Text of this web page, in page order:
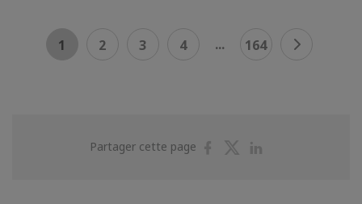
1 2 3 4 ... 164
Partager cette page
PartagerPartager